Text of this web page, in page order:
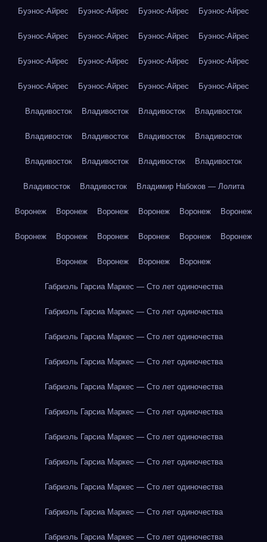
Буэнос-Айрес Буэнос-Айрес Буэнос-Айрес Буэнос-Айрес
Буэнос-Айрес Буэнос-Айрес Буэнос-Айрес Буэнос-Айрес
Буэнос-Айрес Буэнос-Айрес Буэнос-Айрес Буэнос-Айрес
Буэнос-Айрес Буэнос-Айрес Буэнос-Айрес Буэнос-Айрес
Владивосток Владивосток Владивосток Владивосток
Владивосток Владивосток Владивосток Владивосток
Владивосток Владивосток Владивосток Владивосток
Владивосток Владивосток Владимир Набоков — Лолита
Воронеж Воронеж Воронеж Воронеж Воронеж Воронеж
Воронеж Воронеж Воронеж Воронеж Воронеж Воронеж
Воронеж Воронеж Воронеж Воронеж
Габриэль Гарсиа Маркес — Сто лет одиночества
Габриэль Гарсиа Маркес — Сто лет одиночества
Габриэль Гарсиа Маркес — Сто лет одиночества
Габриэль Гарсиа Маркес — Сто лет одиночества
Габриэль Гарсиа Маркес — Сто лет одиночества
Габриэль Гарсиа Маркес — Сто лет одиночества
Габриэль Гарсиа Маркес — Сто лет одиночества
Габриэль Гарсиа Маркес — Сто лет одиночества
Габриэль Гарсиа Маркес — Сто лет одиночества
Габриэль Гарсиа Маркес — Сто лет одиночества
Габриэль Гарсиа Маркес — Сто лет одиночества